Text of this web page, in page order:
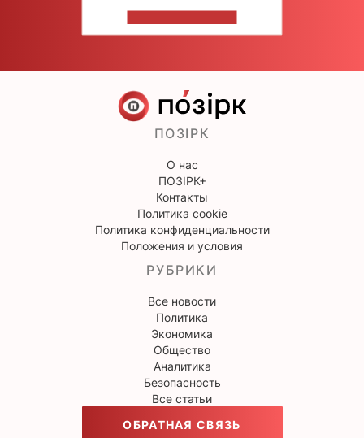
ПОЗІРК
О нас
ПОЗІРК+
Контакты
Политика cookie
Политика конфиденциальности
Положения и условия
РУБРИКИ
Все новости
Политика
Экономика
Общество
Аналитика
Безопасность
Все статьи
ОБРАТНАЯ СВЯЗЬ